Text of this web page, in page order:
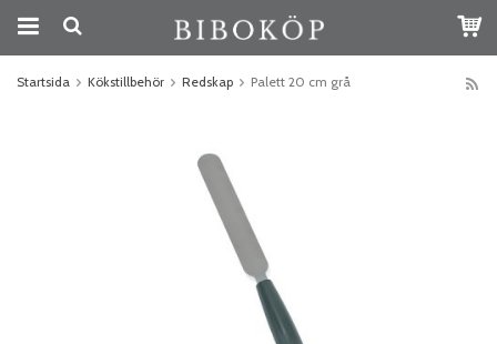
Startsida Kökstillbehör Redskap Palett 20 cm grå